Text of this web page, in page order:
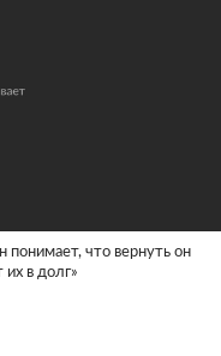
понимает, что вернуть он
в долг»